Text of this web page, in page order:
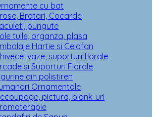
cu bat
Bratari, Cocarde
pungute
tulle, organza, plasa
Hartie si Celofan
vaze, suporturi florale
si Suporturi Florale
din polistiren
Ornamentale
pictura, blank-uri